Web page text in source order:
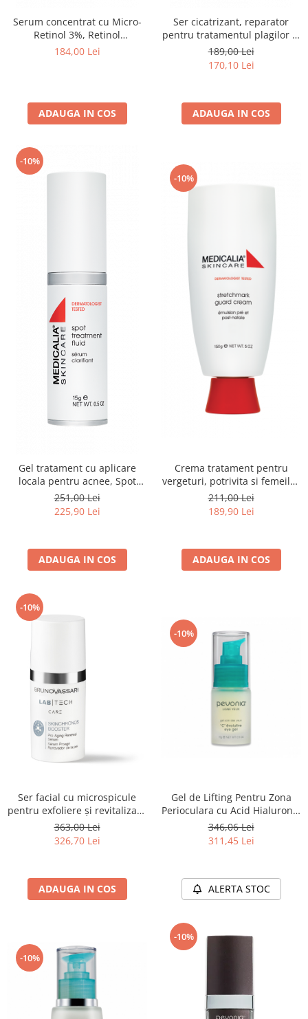
Serum concentrat cu Micro-
Retinol 3%, Retinol
Concentrate - 15ml
184,00 Lei
ADAUGA IN COS
Ser cicatrizant, reparator
pentru tratamentul plagilor si
cicatricilor, Silico-Lipid Serum
- 15ml
189,00 Lei
170,10 Lei
ADAUGA IN COS
-10%
Gel tratament cu aplicare
locala pentru acnee, Spot
Treatment Fluid - 15ml
251,00 Lei
225,90 Lei
ADAUGA IN COS
-10%
Crema tratament pentru
vergeturi, potrivita si femeilor
insarcinate, Stretchmark
Guard Cream - 150ml
211,00 Lei
189,90 Lei
ADAUGA IN COS
-10%
Ser facial cu microspicule
pentru exfoliere și revitalizare
30ml SKINCHRONOS
BOOSTER - LAB TECH CARE
363,00 Lei
326,70 Lei
ADAUGA IN COS
-10%
Gel de Lifting Pentru Zona
Perioculara cu Acid Hialuronic
30ml - ”C” Evolutive Eye Gel -
Pevonia
346,06 Lei
311,45 Lei
ALERTA STOC
-10%
-10%